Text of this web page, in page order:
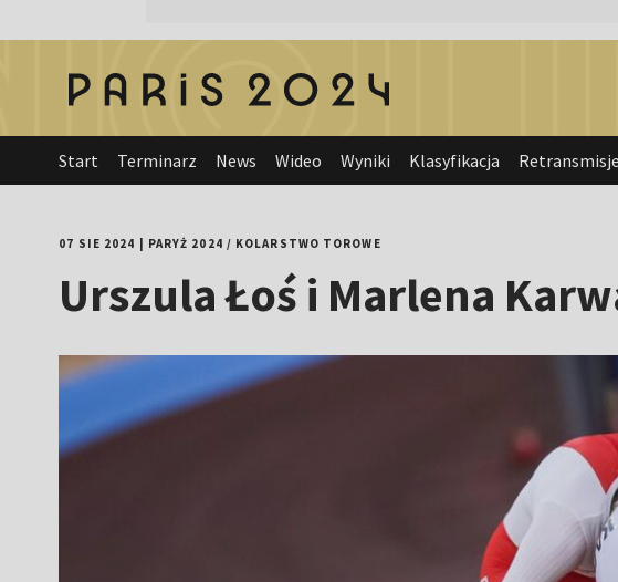
Start Terminarz News Wideo Wyniki Klasyfikacja Retransmisje
07 SIE 2024 PARYŻ 2024 / KOLARSTWO TOROWE
Urszula Łoś i Marlena